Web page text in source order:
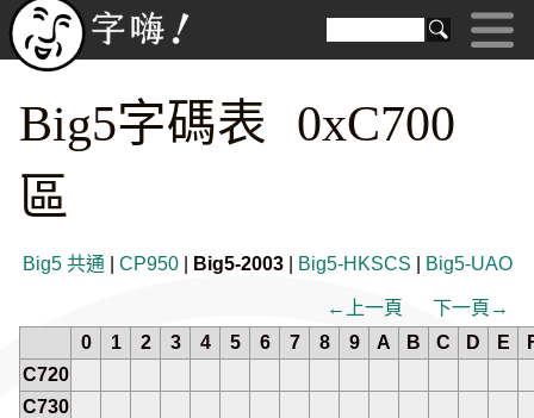
Big5字碼表 0xC700
區
Big5 共通 CP950| Big5-2003| Big5-HKSCS Big5-UAO
←上一頁
下一頁→
0
1 2 3 4 5 6 7 8 9 A B C D E
C720
C730